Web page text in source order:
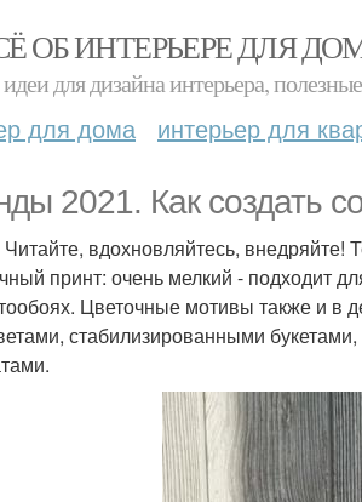
ОБ ИНТЕРЬЕРЕ ДЛЯ
для дизайна интерьера,
для дома интерьер для
2021. Как создать
Читайте, вдохновляйтесь,
принт: очень мелкий - подходит
Цветочные мотивы также и в
стабилизированными